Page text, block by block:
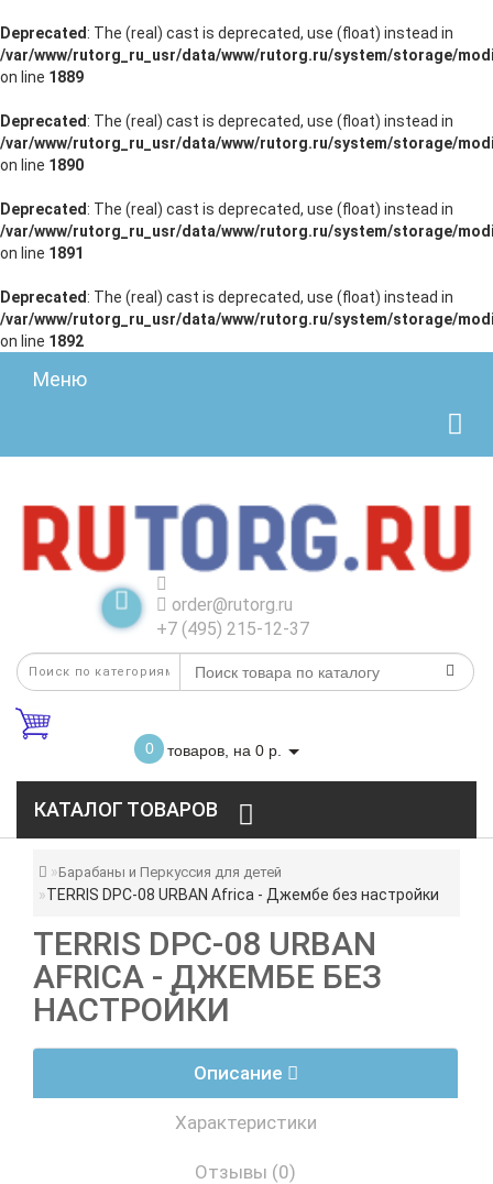
Deprecated : The (real) cast is deprecated, use (float) instead in
/var/www/rutorg_ru_usr/data/www/rutorg.ru/system/storage/
on line 1889
Deprecated : The (real) cast is deprecated, use (float) instead in
/var/www/rutorg_ru_usr/data/www/rutorg.ru/system/storage/
on line 1890
Deprecated : The (real) cast is deprecated, use (float) instead in
/var/www/rutorg_ru_usr/data/www/rutorg.ru/system/storage/
on line 1891
Deprecated : The (real) cast is deprecated, use (float) instead in
/var/www/rutorg_ru_usr/data/www/rutorg.ru/system/storage/
on line 1892
Меню
order@rutorg.ru
+7 (495) 215-12-37
0 товаров, на 0 р.
КАТАЛОГ ТОВАРОВ
Барабаны и Перкуссия для детей
TERRIS DPC-08 URBAN Africa - Джембе без настройки
TERRIS DPC-08 URBAN
AFRICA - ДЖЕМБЕ БЕЗ
НАСТРОЙКИ
Описание
Характеристики
Отзывы (0)